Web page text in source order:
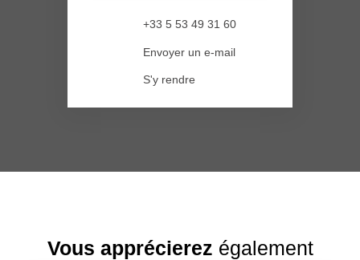
+33 5 53 49 31 60
Envoyer un e-mail
S'y rendre
Vous apprécierez également